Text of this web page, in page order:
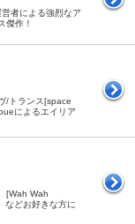
者による強烈なア
傑作！
/トランス[space
によるエイリア
[Wah Wah
などお好きな方に